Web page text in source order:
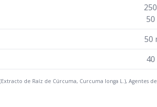
50
de Raíz de Cúrcuma, Curcuma longa L.), Agentes